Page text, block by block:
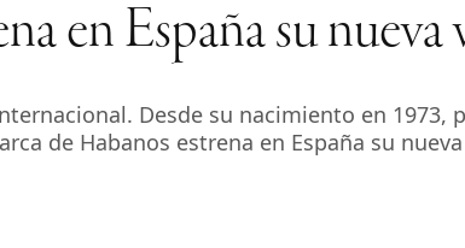
en España su nueva
Desde su nacimiento en 1973,
de Habanos estrena en España su